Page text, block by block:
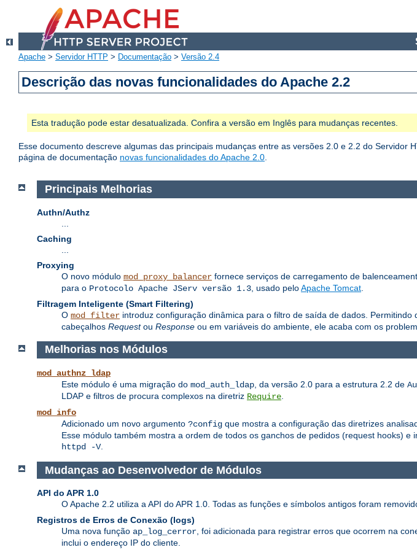
Apache > Servidor HTTP > Documentação > Versão 2.4
Descrição das novas funcionalidades do Apache 2.2
Esta tradução pode estar desatualizada. Confira a versão em Inglês para mudanças recentes.
Esse documento descreve algumas das principais mudanças entre as versões 2.0 e 2.2 do Servidor
página de documentação novas funcionalidades do Apache 2.0.
Principais Melhorias
Authn/Authz
Caching
Proxying
O novo módulo mod_proxy_balancer fornece serviços de carregamento de
para o Protocolo Apache JServ versão 1.3 , usado peloApache Tomcat
Filtragem Inteligente (Smart Filtering)
O mod_filter introduz configuração dinâmica para o filtro de saída de dados.
cabeçalhos Requestou Response ou em variáveis do ambiente, ele acaba com os
Melhorias nos Módulos
mod_authnz_ldap
Este módulo é uma migração do mod_auth_ldap , da versão 2.0 para a estrutura 2.2 de
LDAP e filtros de procura complexos na diretriz Require
mod_info
Adicionado um novo argumento ?config que mostra a configuração das diretrizes
Esse módulo também mostra a ordem de todos os ganchos de pedidos (request hooks)
httpd -V.
Mudanças ao Desenvolvedor de Módulos
API do APR 1.0
O Apache 2.2 utiliza a API do APR 1.0. Todas as funções e símbolos antigos foram
Registros de Erros de Conexão (logs)
Uma nova função ap_log_cerror, foi adicionada para registrar erros que ocorrem na
inclui o endereço IP do cliente.